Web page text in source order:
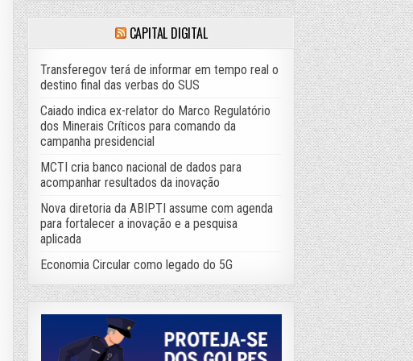
CAPITAL DIGITAL
Transferegov terá de informar em tempo real o
destino final das verbas do SUS
Caiado indica ex-relator do Marco Regulatório
dos Minerais Críticos para comando da
campanha presidencial
MCTI cria banco nacional de dados para
acompanhar resultados da inovação
Nova diretoria da ABIPTI assume com agenda
para fortalecer a inovação e a pesquisa
aplicada
Economia Circular como legado do 5G